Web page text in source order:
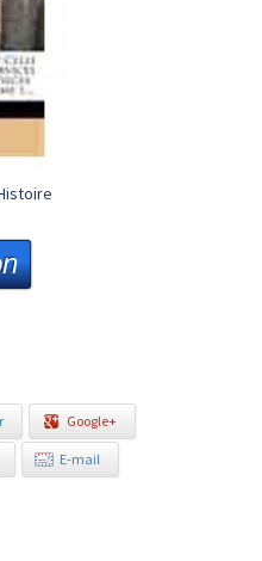
Google+
E-mail